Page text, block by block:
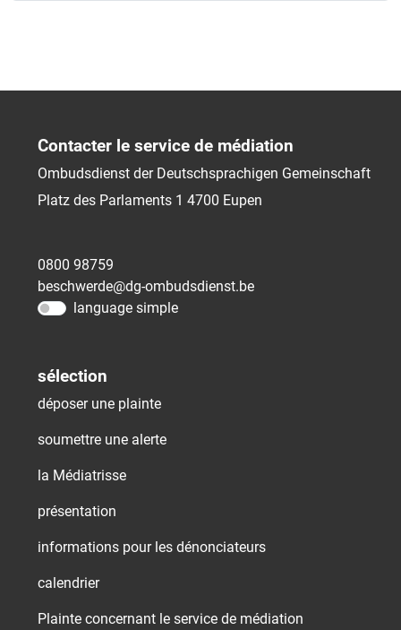
Contacter le service de médiation
Ombudsdienst der Deutschsprachigen Gemeinschaft
Platz des Parlaments 1 4700 Eupen
0800 98759
beschwerde@dg-ombudsdienst.be
language simple
sélection
déposer une plainte
soumettre une alerte
la Médiatrisse
présentation
informations pour les dénonciateurs
calendrier
Plainte concernant le service de médiation